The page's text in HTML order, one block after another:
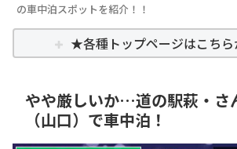
の車中泊スポットを紹介！！
★各種トップページはこちら
やや厳しいか…道の駅萩・さ
（山口）で車中泊！